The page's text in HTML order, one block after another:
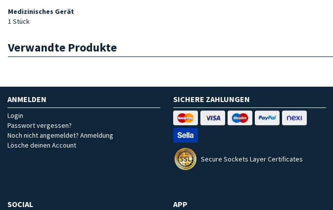
Medizinisches Gerät
1 Stück
Verwandte Produkte
ANMELDEN
Login
Passwort vergessen?
Noch nicht angemeldet? Anmeldung
Lösche deinen Account
SICHERE ZAHLUNGEN
Secure Sockets Layer Certificates
SOCIAL APP